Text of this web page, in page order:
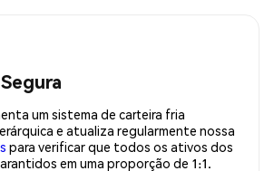
um sistema de carteira fria
e atualiza regularmente nossa
para verificar que todos os ativos dos
em uma proporção de 1:1.